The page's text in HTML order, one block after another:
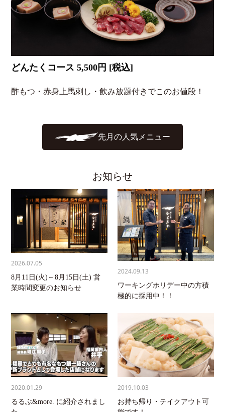
どんたくコース 5,500円 [税込]
酢もつ・赤身上馬刺し・飲み放題付きでこのお値段！
先月の人気メニュー
お知らせ
2026.07.05
8月11日(火)～8月15日(土) 営
業時間変更のお知らせ
2024.09.13
ワーキングホリデー中の方積
極的に採用中！！
2020.01.29
るるぶ&more. に紹介されまし
2019.10.03
お持ち帰り・テイクアウト可